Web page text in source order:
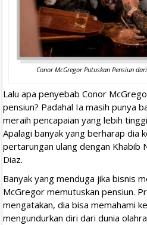
Conor McGregor Putuskan Pensiun
Lalu apa penyebab Conor
pensiun? Padahal Ia masih punya
meraih pencapaian yang lebih
Apalagi banyak yang berharap dia
pertarungan ulang dengan Khabib
Diaz.
Banyak yang menduga jika bisnis
McGregor memutuskan pensiun.
mengatakan, dia bisa memahami
mengundurkan diri dari dunia